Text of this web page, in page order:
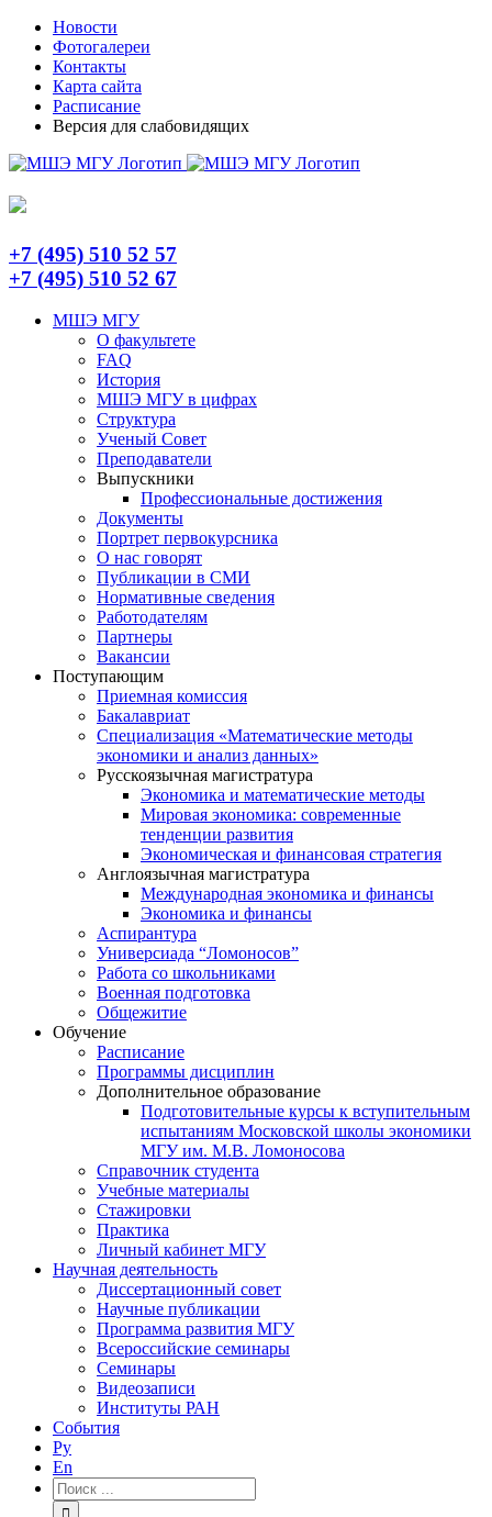
Skip
content
TelegramНовости
Фотогалереи
Контакты
Карта сайта
Расписание
Версия для слабовидящих
+7 (495) 510 52 57
+7 (495) 510 52 67
МШЭ МГУ
О факультете
FAQ
История
МШЭ МГУ в цифрах
Структура
Ученый Совет
Преподаватели
Выпускники
Профессиональные достижения
Документы
Портрет первокурсника
О нас говорят
Публикации в СМИ
Нормативные сведения
Работодателям
Партнеры
Вакансии
Поступающим
Приемная комиссия
Бакалавриат
Специализация «Математические методы
экономики и анализ данных»
Русскоязычная магистратура
Экономика и математические методы
Мировая экономика: современные
тенденции развития
Экономическая и финансовая стратегия
Англоязычная магистратура
Международная экономика и финансы
Экономика и финансы
Аспирантура
Универсиада “Ломоносов”
Работа со школьниками
Военная подготовка
Общежитие
Обучение
Расписание
Программы дисциплин
Дополнительное образование
Подготовительные курсы к вступительным
испытаниям Московской школы экономики
МГУ им. М.В. Ломоносова
Справочник студента
Учебные материалы
Стажировки
Практика
Личный кабинет МГУ
Научная деятельность
Диссертационный совет
Научные публикации
Программа развития МГУ
Всероссийские семинары
Семинары
Видеозаписи
Институты РАН
События
Ру
En
Результат
поиска: